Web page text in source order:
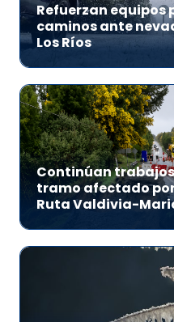
Refuerzan equipos
caminos ante
Los Ríos
Continúan
tramo afectado
Ruta Valdivia-